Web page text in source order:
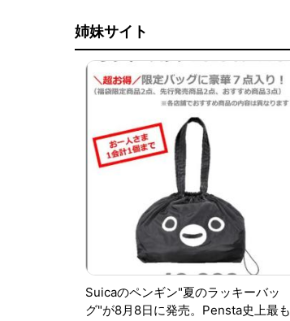
姉妹サイト
Suicaのペンギン"夏のラッキーバッ
グ"が8月8日に発売。Pensta史上最も